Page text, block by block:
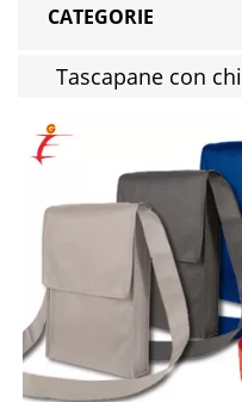
CATEGORIE
Tascapane con